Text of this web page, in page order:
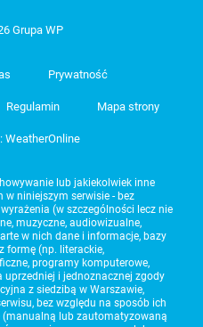
Grupa WP
Prywatność
Regulamin Mapa strony
WeatherOnline
lub jakiekolwiek inne
niniejszym serwisie - bez
(w szczególności lecz nie
muzyczne, audiowizualne,
w nich dane i informacje, bazy
formę (np. literackie,
programy komputerowe,
i jednoznacznej zgody
z siedzibą w Warszawie,
bez względu na sposób ich
lub zautomatyzowaną